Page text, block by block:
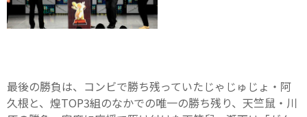
最後の勝負は、コンビで勝ち残っていたじゃじゅじょ・阿
久根と、煌TOP3組のなかでの唯一の勝ち残り、天竺鼠・川